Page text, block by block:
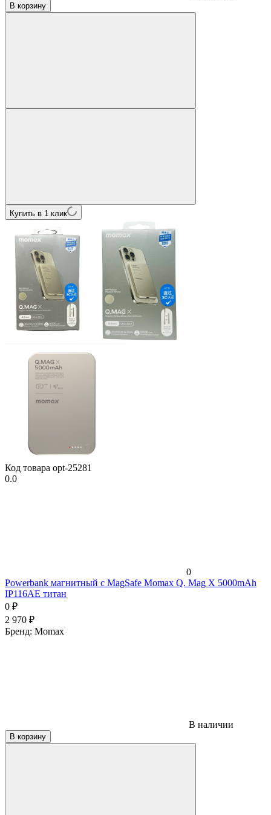
В корзину
Купить в 1 клик
Код товара opt-25281
0.0
0
Powerbank магнитный с MagSafe Momax Q. Mag X 5000mAh
IP116AE титан
0 ₽
2 970 ₽
Бренд: Momax
В наличии
В корзину